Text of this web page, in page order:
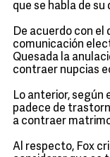
que se habla de su
De acuerdo con el
comunicación
Quesada la
contraer nupcias
Lo anterior, según
padece de
a contraer
Al respecto, Fox